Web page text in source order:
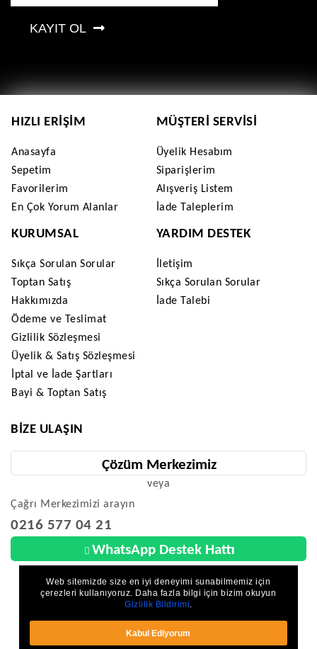
KAYIT OL
HIZLI ERIŞIM
Anasayfa
Sepetim
Favorilerim
En Çok Yorum Alanlar
MÜŞTERI SERVISI
Üyelik Hesabım
Siparişlerim
Alışveriş Listem
İade Taleplerim
KURUMSAL
Sıkça Sorulan Sorular
Toptan Satış
Hakkımızda
Ödeme ve Teslimat
Gizlilik Sözleşmesi
Üyelik & Satış Sözleşmesi
İptal ve İade Şartları
Bayi & Toptan Satış
YARDIM DESTEK
İletişim
Sıkça Sorulan Sorular
İade Talebi
BIZE ULAŞIN
Çözüm Merkezimiz
veya
Çağrı Merkezimizi arayın
0216 577 04 21
WhatsApp Destek Hattı
Web sitemizde size en iyi deneyimi sunabilmemiz için
çerezleri kullanıyoruz. Daha fazla bilgi için bizim okuyun
Gizlilik Bildirimi.
Kabul Ediyorum